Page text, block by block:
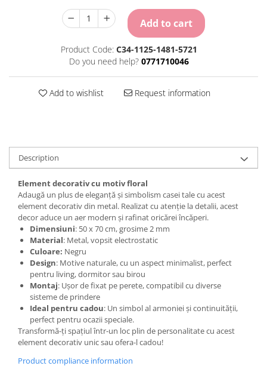
Add to cart
Product Code: C34-1125-1481-5721
Do you need help? 0771710046
Add to wishlist Request information
Description
Element decorativ cu motiv floral
Adaugă un plus de eleganță și simbolism casei tale cu acest
element decorativ din metal. Realizat cu atenție la detalii, acest
decor aduce un aer modern și rafinat oricărei încăperi.
Dimensiuni: 50 x 70 cm, grosime 2 mm
Material: Metal, vopsit electrostatic
Culoare: Negru
Design: Motive naturale, cu un aspect minimalist, perfect
pentru living, dormitor sau birou
Montaj: Ușor de fixat pe perete, compatibil cu diverse
sisteme de prindere
Ideal pentru cadou: Un simbol al armoniei și continuității,
perfect pentru ocazii speciale.
Transformă-ți spațiul într-un loc plin de personalitate cu acest
element decorativ unic sau ofera-l cadou!
Product compliance information